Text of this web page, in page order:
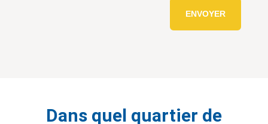
ENVOYER
Dans quel quartier de